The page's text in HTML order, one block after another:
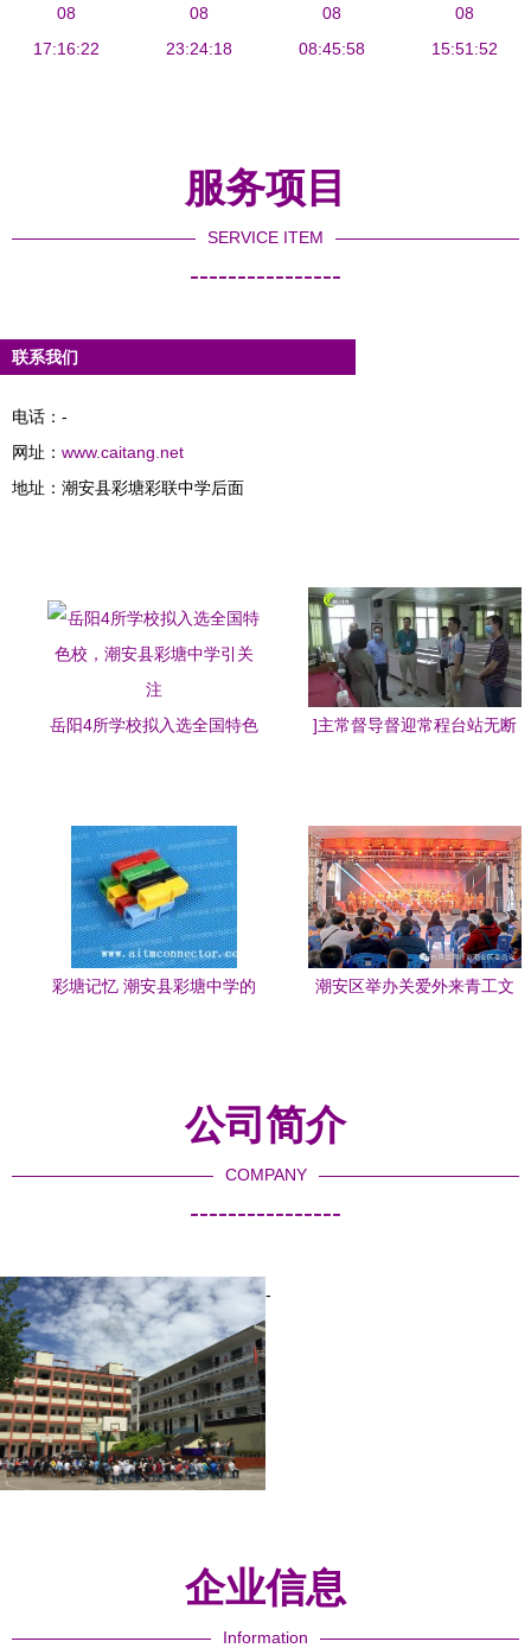
拼 当硬核
潮安与温柔
08
17:16:22
的教育典范
08
23:24:18
城关乡第二
中学与潮安
08
08:45:58
彩塘中学共
启新篇章
08
15:51:52
服务项目
SERVICE ITEM
----------------
联系我们
电话：-
网址： www.caitang.net
地址：潮安县彩塘彩联中学后面
岳阳4所学校拟入选全国特色
]主常督导督迎常程台站无断
彩塘记忆 潮安县彩塘中学的
潮安区举办关爱外来青工文
公司简介
COMPANY
----------------
-
企业信息
Information